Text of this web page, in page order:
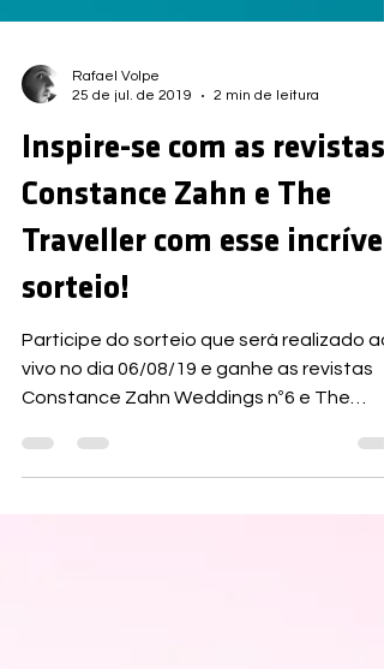
Rafael Volpe
25 de jul. de 2019
2 min de leitura
Inspire-se com as revistas
Constance Zahn e The
Traveller com esse incrível
sorteio!
Participe do sorteio que será realizado ao
Constance Zahn Weddings nº6 e The
Traveller nº86